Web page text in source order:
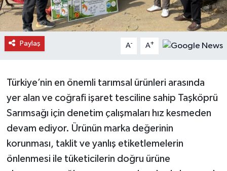
Paylaş A- A+
Türkiye’nin en önemli tarımsal ürünleri arasında
yer alan ve coğrafi işaret tesciline sahip Taşköprü
Sarımsağı için denetim çalışmaları hız kesmeden
devam ediyor. Ürünün marka değerinin
korunması, taklit ve yanlış etiketlemelerin
önlenmesi ile tüketicilerin doğru ürüne
İhsangazi Haberleri
İnebolu Haberleri
Merkez Haberleri
Pınarbaşı Haberleri
Şenpazar Haberleri